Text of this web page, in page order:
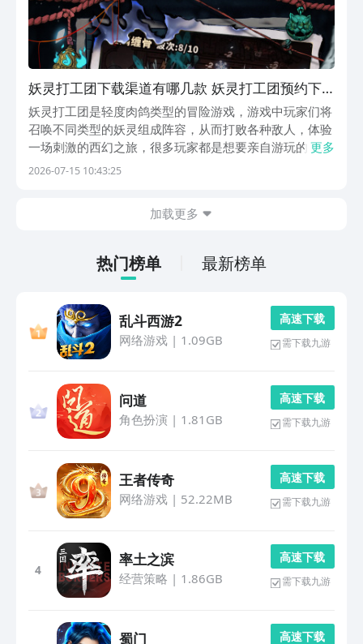
妖灵打工团下载渠道有哪几款 妖灵打工团预约下
载推荐
妖灵打工团是轻度肉鸽类型的冒险游戏，游戏中玩家们将
召唤不同类型的妖灵组成阵容，从而打败各种敌人，体验
一场刺激的西幻之旅，很多玩家都是想要亲自游玩的，便
会问妖灵打工团下载渠道有哪些？这里就提供一下游戏的
更多
2026-07-15 10:43:25
加载更多
热门榜单 最新榜单
乱斗西游2
网络游戏| 1.09GB
高 速 下 载
需下载九游
问道
角色扮演 | 1.81GB
高 速 下 载
需下载九游
王者传奇
网络游戏| 52.22MB
高 速 下 载
需下载九游
4
率土之滨
经营策略 | 1.86GB
高 速 下 载
需下载九游
蜀门 高 速 下 载